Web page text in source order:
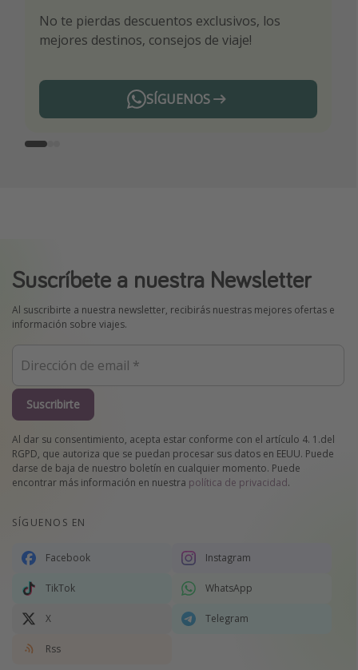
No te pierdas descuentos exclusivos, los
mejores destinos, consejos de viaje!
SÍGUENOS
Sé el primero en reservar nuestros chollazos
¡Recibe las mejores ofertas seleccionadas para
ti por nuestros expertos en viajes
Telegram
Suscríbete a nuestra Newsletter
Al suscribirte a nuestra newsletter, recibirás nuestras mejores ofertas e
información sobre viajes.
Suscribirte
Al dar su consentimiento, acepta estar conforme con el artículo 4. 1.del
RGPD, que autoriza que se puedan procesar sus datos en EEUU. Puede
darse de baja de nuestro boletín en cualquier momento. Puede
encontrar más información en nuestra política de privacidad.
SÍGUENOS EN
Facebook Instagram
TikTok WhatsApp
X Telegram
Rss